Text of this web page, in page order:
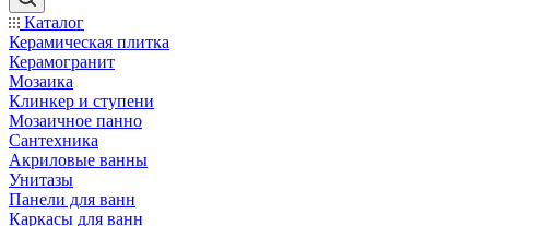
Каталог
Керамическая плитка
Керамогранит
Мозаика
Клинкер и ступени
Мозаичное панно
Сантехника
Акриловые ванны
Унитазы
Панели для ванн
Каркасы для ванн